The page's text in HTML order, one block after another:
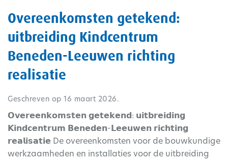
Overeenkomsten getekend:
uitbreiding Kindcentrum
Beneden-Leeuwen richting
realisatie
Geschreven op 16 maart 2026.
𝗢𝘃𝗲𝗿𝗲𝗲𝗻𝗸𝗼𝗺𝘀𝘁𝗲𝗻 𝗴𝗲𝘁𝗲𝗸𝗲𝗻𝗱: 𝘂𝗶𝘁𝗯𝗿𝗲𝗶𝗱𝗶𝗻𝗴
𝗞𝗶𝗻𝗱𝗰𝗲𝗻𝘁𝗿𝘂𝗺 𝗕𝗲𝗻𝗲𝗱𝗲𝗻-𝗟𝗲𝗲𝘂𝘄𝗲𝗻 𝗿𝗶𝗰𝗵𝘁𝗶𝗻𝗴
𝗿𝗲𝗮𝗹𝗶𝘀𝗮𝘁𝗶𝗲 De overeenkomsten voor de bouwkundige
werkzaamheden en installaties voor de uitbreiding